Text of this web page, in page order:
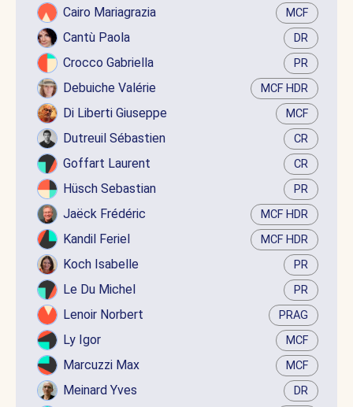
Cairo Mariagrazia MCF
Cantù Paola DR
Crocco Gabriella PR
Debuiche Valérie MCF HDR
Di Liberti Giuseppe MCF
Dutreuil Sébastien CR
Goffart Laurent CR
Hüsch Sebastian PR
Jaëck Frédéric MCF HDR
Kandil Feriel MCF HDR
Koch Isabelle PR
Le Du Michel PR
Lenoir Norbert PRAG
Ly Igor MCF
Marcuzzi Max MCF
Meinard Yves DR